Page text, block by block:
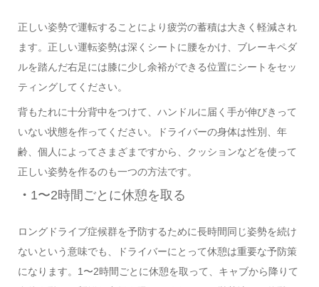
正しい姿勢で運転することにより疲労の蓄積は大きく軽減され
ます。正しい運転姿勢は深くシートに腰をかけ、ブレーキペダ
ルを踏んだ右足には膝に少し余裕ができる位置にシートをセッ
ティングしてください。
背もたれに十分背中をつけて、ハンドルに届く手が伸びきって
いない状態を作ってください。ドライバーの身体は性別、年
齢、個人によってさまざまですから、クッションなどを使って
正しい姿勢を作るのも一つの方法です。
・ 1〜2時間ごとに休憩を取る
ロングドライブ症候群を予防するために長時間同じ姿勢を続け
ないという意味でも、
ドライバーにとって休憩は重要な予防策
になります。 1〜2時間ごとに休憩を取 って、キャブから降りて